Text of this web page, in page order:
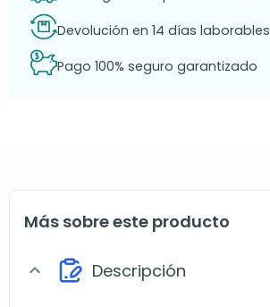
Devolución en 14 días laborables
Pago 100% seguro garantizado
Más sobre este producto
expand_more Descripción